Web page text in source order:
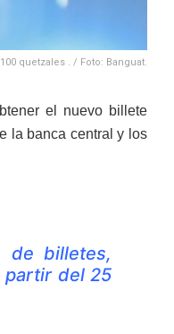
quetzales . / Foto: Banguat.
el nuevo billete
la banca central y los
de billetes,
partir del 25